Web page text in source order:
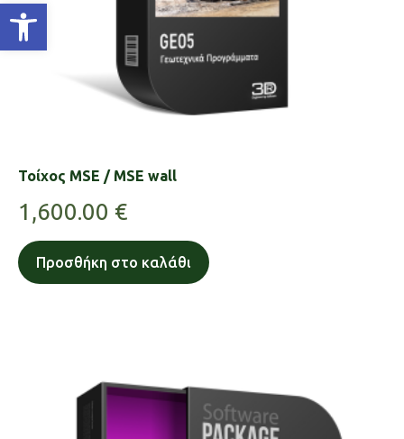
Ανοίξτε τη γραμμή εργαλείων
Τοίχος MSE / MSE wall
1,600.00 €
Προσθήκη στο καλάθι